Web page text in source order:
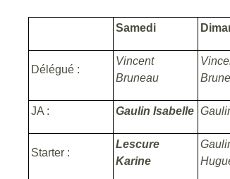
Samedi
Délégué :
Vincent
Bruneau
JA : Gaulin Isabelle
Starter :
Lescure
Karine